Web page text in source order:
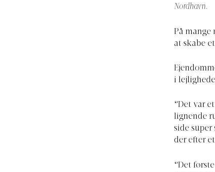
Nordhavn.
På mange
at skabe
i
“Det var
lignende
side
der efter
“Det